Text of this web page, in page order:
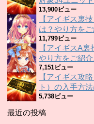
13,900ビュー
【アイギス裏
は？やり方を
11,799ビュー
【アイギスA
やり方をご紹介
7,151ビュー
【アイギス攻
ト）の入手方
5,738ビュー
最近の投稿